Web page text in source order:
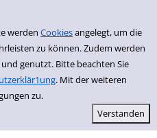
werden Cookiesangelegt, um die
zu können. Zudem werden
genutzt. Bitte beachten Sie
. Mit der weiteren
zu.